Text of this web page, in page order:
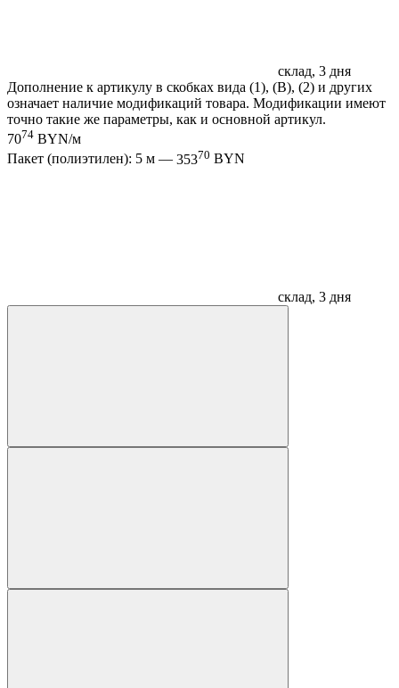
склад, 3 дня
Дополнение к артикулу в скобках вида (1), (B), (2) и других
означает наличие модификаций товара. Модификации имеют
точно такие же параметры, как и основной артикул.
7074 BYN/м
Пакет (полиэтилен): 5 м — 35370 BYN
склад, 3 дня